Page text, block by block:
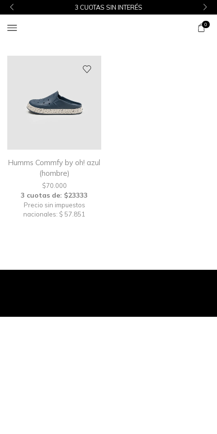
3 CUOTAS SIN INTERÉS
0
Humms Commfy by oh! azul
(hombre)
$70.000
3 cuotas de: $23333
Precio sin impuestos
nacionales: $ 57.851